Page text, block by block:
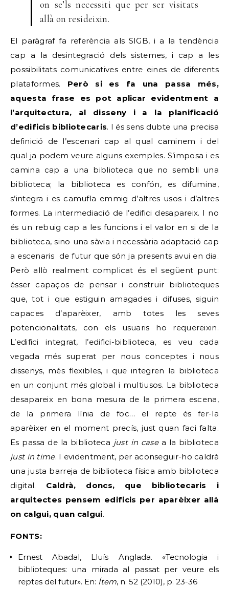
on se’ls necessiti que per ser visitats
allà on resideixin.
El paràgraf fa referència als SIGB, i a la tendència
cap a la desintegració dels sistemes, i cap a les
possibilitats comunicatives entre eines de diferents
plataformes. Però si es fa una passa més,
aquesta frase es pot aplicar evidentment a
l’arquitectura, al disseny i a la planificació
d’edificis bibliotecaris. I és sens dubte una precisa
definició de l’escenari cap al qual caminem i del
qual ja podem veure alguns exemples. S’imposa i es
camina cap a una biblioteca que no sembli una
biblioteca; la biblioteca es confón, es difumina,
s’integra i es camufla emmig d’altres usos i d’altres
formes. La intermediació de l’edifici desapareix. I no
és un rebuig cap a les funcions i el valor en si de la
biblioteca, sino una sàvia i necessària adaptació cap
a escenaris de futur que són ja presents avui en dia.
Però allò realment complicat és el següent punt:
ésser capaços de pensar i construïr biblioteques
que, tot i que estiguin amagades i difuses, siguin
capaces d’aparèixer, amb totes les seves
potencionalitats, con els usuaris ho requereixin.
L’edifici integrat, l’edifici-biblioteca, es veu cada
vegada més superat per nous conceptes i nous
dissenys, més flexibles, i que integren la biblioteca
en un conjunt més global i multiusos. La biblioteca
desapareix en bona mesura de la primera escena,
de la primera línia de foc… el repte és fer-la
aparèixer en el moment precís, just quan faci falta.
Es passa de la biblioteca just in casea la biblioteca
just in time. I evidentment, per aconseguir-ho caldrà
una justa barreja de biblioteca física amb biblioteca
digital. Caldrà, doncs, que bibliotecaris i
arquitectes pensem edificis per aparèixer allà
on calgui, quan calgui.
FONTS:
Ernest Abadal, Lluís Anglada. «Tecnologia i
biblioteques: una mirada al passat per veure els
reptes del futur». En: Ítem, n. 52 (2010), p. 23-36